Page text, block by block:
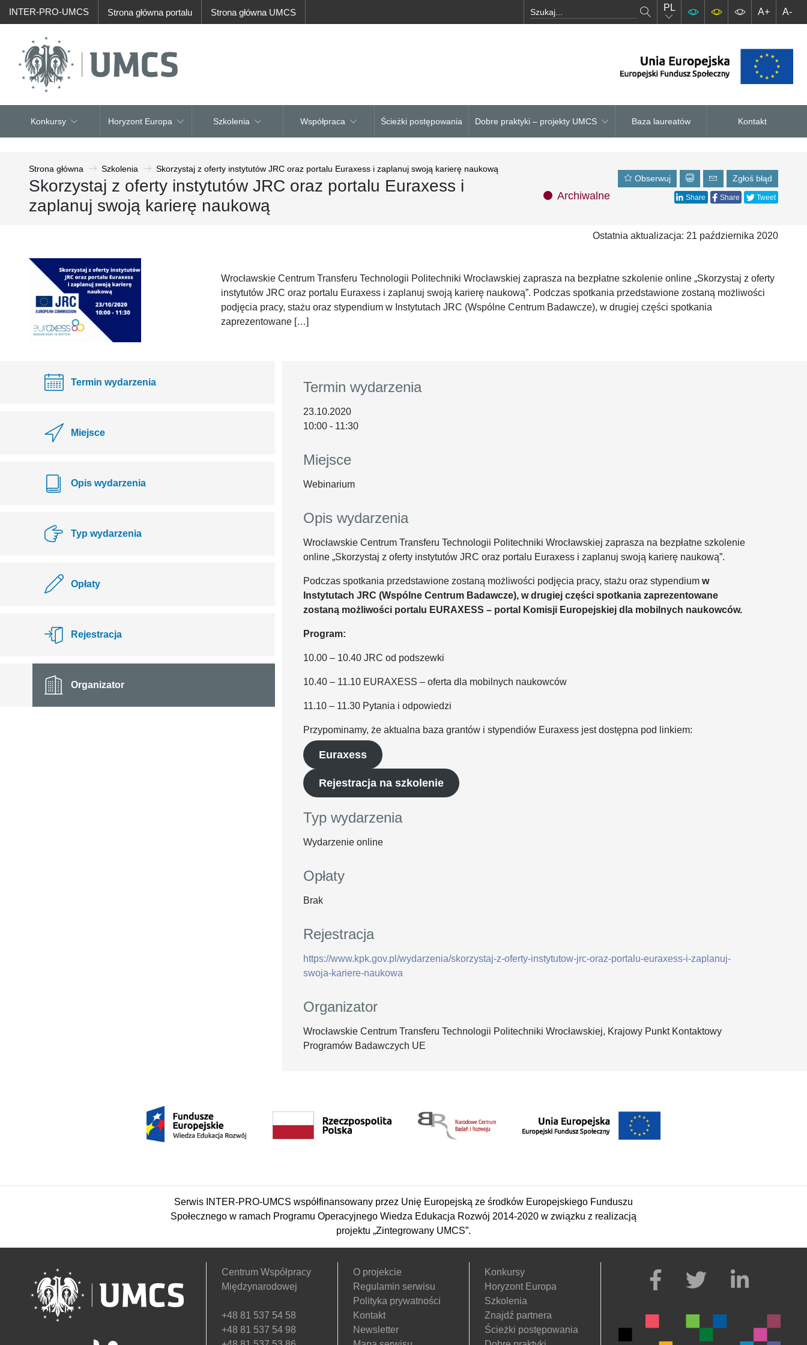
INTER-PRO-UMCS Strona główna portalu Strona główna UMCS PL A+ A-
Konkursy Horyzont Europa Szkolenia Współpraca Ścieżki postępowania Dobre praktyki – projekty UMCS Baza laureatów Kontakt
Strona główna Szkolenia Skorzystaj z oferty instytutów JRC oraz portalu Euraxess i zaplanuj swoją karierę naukową
Skorzystaj z oferty instytutów JRC oraz portalu Euraxess i
zaplanuj swoją karierę naukową
Archiwalne
Obserwuj Zgłoś błąd
Share Share Tweet
Ostatnia aktualizacja: 21 października 2020
Wrocławskie Centrum Transferu Technologii Politechniki Wrocławskiej zaprasza na bezpłatne szkolenie online „Skorzystaj z oferty
instytutów JRC oraz portalu Euraxess i zaplanuj swoją karierę naukową”. Podczas spotkania przedstawione zostaną możliwości
podjęcia pracy, stażu oraz stypendium w Instytutach JRC (Wspólne Centrum Badawcze), w drugiej części spotkania
zaprezentowane […]
Termin wydarzenia
Miejsce
Opis wydarzenia
Typ wydarzenia
Opłaty
Rejestracja
Organizator
Termin wydarzenia
23.10.2020
10:00 - 11:30
Miejsce
Webinarium
Opis wydarzenia
Wrocławskie Centrum Transferu Technologii Politechniki Wrocławskiej zaprasza na bezpłatne szkolenie
online „Skorzystaj z oferty instytutów JRC oraz portalu Euraxess i zaplanuj swoją karierę naukową”.
Podczas spotkania przedstawione zostaną możliwości podjęcia pracy, stażu oraz stypendium w
Instytutach JRC (Wspólne Centrum Badawcze), w drugiej części spotkania zaprezentowane
zostaną możliwości portalu EURAXESS – portal Komisji Europejskiej dla mobilnych naukowców.
Program:
10.00 – 10.40 JRC od podszewki
10.40 – 11.10 EURAXESS – oferta dla mobilnych naukowców
11.10 – 11.30 Pytania i odpowiedzi
Przypominamy, że aktualna baza grantów i stypendiów Euraxess jest dostępna pod linkiem:
Euraxess
Rejestracja na szkolenie
Typ wydarzenia
Wydarzenie online
Opłaty
Brak
Rejestracja
https://www.kpk.gov.pl/wydarzenia/skorzystaj-z-oferty-instytutow-jrc-oraz-portalu-euraxess-i-zaplanuj-
swoja-kariere-naukowa
Organizator
Wrocławskie Centrum Transferu Technologii Politechniki Wrocławskiej, Krajowy Punkt Kontaktowy
Programów Badawczych UE
Serwis INTER-PRO-UMCS współfinansowany przez Unię Europejską ze środków Europejskiego Funduszu
Społecznego w ramach Programu Operacyjnego Wiedza Edukacja Rozwój 2014-2020 w związku z realizacją
projektu „Zintegrowany UMCS”.
Centrum Współpracy
Międzynarodowej
+48 81 537 54 58
+48 81 537 54 98
O projekcie
Regulamin serwisu
Polityka prywatności
Kontakt
Newsletter
Konkursy
Horyzont Europa
Szkolenia
Znajdź partnera
Ścieżki postępowania